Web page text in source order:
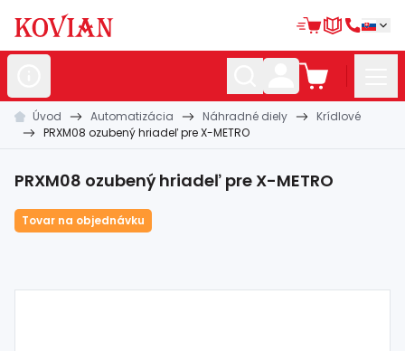
Nerezovépolotovary
Zábradlia amadlá
Úvod Automatizácia Náhradné diely
Krídlové
PRXM08 ozubený hriadeľ pre X-METRO
PRXM08 ozubený hriadeľ pre X-METRO
Tovar na objednávku